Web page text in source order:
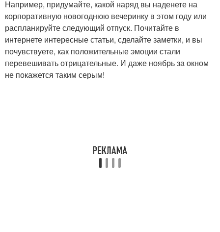
Например, придумайте, какой наряд вы наденете на
корпоративную новогоднюю вечеринку в этом году или
распланируйте следующий отпуск. Почитайте в
интернете интересные статьи, сделайте заметки, и вы
почувствуете, как положительные эмоции стали
перевешивать отрицательные. И даже ноябрь за окном
не покажется таким серым!